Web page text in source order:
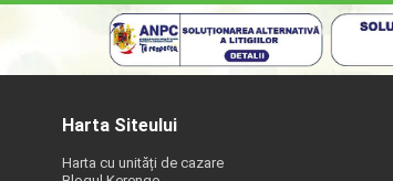
Harta Siteului
Harta cu unități de cazare